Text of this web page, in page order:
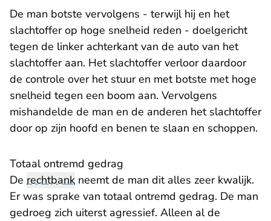
De man botste vervolgens - terwijl hij en het
slachtoffer op hoge snelheid reden - doelgericht
tegen de linker achterkant van de auto van het
slachtoffer aan. Het slachtoffer verloor daardoor
de controle over het stuur en met botste met hoge
snelheid tegen een boom aan. Vervolgens
mishandelde de man en de anderen het slachtoffer
door op zijn hoofd en benen te slaan en schoppen.
Totaal ontremd gedrag
De rechtbank neemt de man dit alles zeer kwalijk.
Er was sprake van totaal ontremd gedrag. De man
gedroeg zich uiterst agressief. Alleen al de